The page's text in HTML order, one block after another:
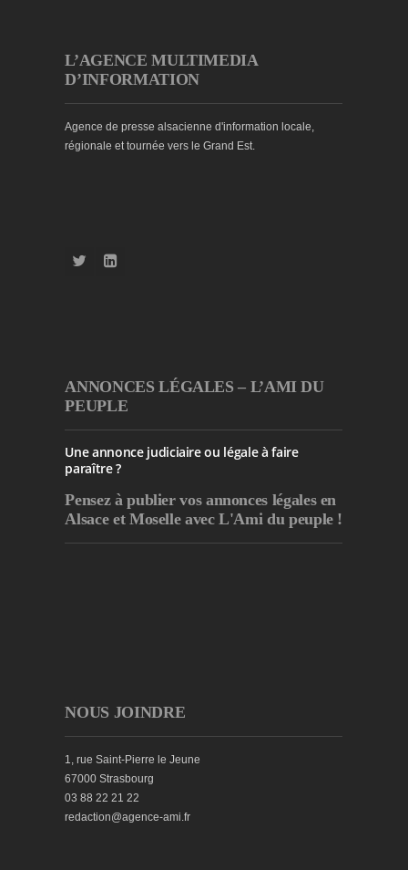
L’AGENCE MULTIMEDIA
D’INFORMATION
Agence de presse alsacienne d'information locale,
régionale et tournée vers le Grand Est.
ANNONCES LÉGALES – L’AMI DU
PEUPLE
Une annonce judiciaire ou légale à faire
paraître ?
Pensez à publiervos annonces légales en
Alsace et Moselle avec L'Ami du peuple !
NOUS JOINDRE
1, rue Saint-Pierre le Jeune
67000 Strasbourg
03 88 22 21 22
redaction@agence-ami.fr